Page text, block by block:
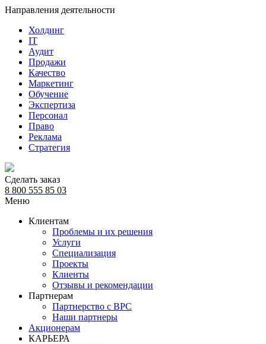
Направления деятельности
Холдинг
IT
Аудит
Продажи
Качество
Маркетинг
Обучение
Экспертиза
Персонал
Право
Реклама
Стратегия
Сделать заказ
8 800 555 85 03
Меню
Клиентам
Проблемы и их решения
Услуги
Специализация
Проекты
Клиенты
Отзывы и рекомендации
Партнерам
Партнерство с BPC
Наши партнеры
Акционерам
КАРЬЕРА